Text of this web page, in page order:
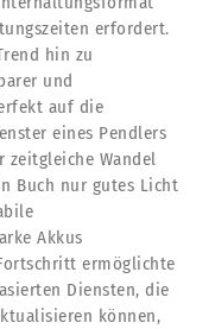
erfordert.
hin zu
und
auf die
eines Pendlers
Wandel
Buch nur gutes Licht
Akkus
ermöglichte
Diensten, die
können,